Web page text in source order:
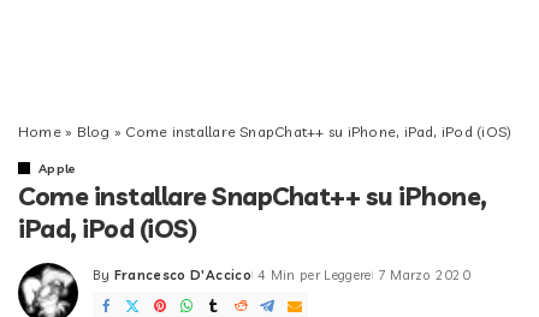
Home» Blog » Come installare SnapChat++ su iPhone, iPad, iPod (iOS)
Apple
Come installare SnapChat++ su iPhone,
iPad, iPod (iOS)
Posted
by
By Francesco D'Accico 4 Min per Leggere 7 Marzo 2020